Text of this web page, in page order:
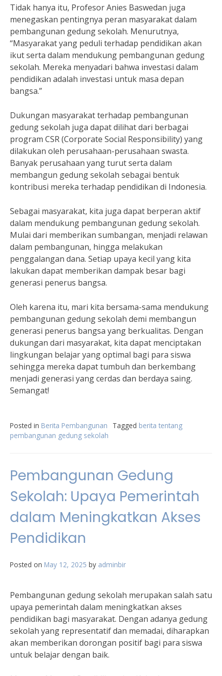
Tidak hanya itu, Profesor Anies Baswedan juga
menegaskan pentingnya peran masyarakat dalam
pembangunan gedung sekolah. Menurutnya,
“Masyarakat yang peduli terhadap pendidikan akan
ikut serta dalam mendukung pembangunan gedung
sekolah. Mereka menyadari bahwa investasi dalam
pendidikan adalah investasi untuk masa depan
bangsa.”
Dukungan masyarakat terhadap pembangunan
gedung sekolah juga dapat dilihat dari berbagai
program CSR (Corporate Social Responsibility) yang
dilakukan oleh perusahaan-perusahaan swasta.
Banyak perusahaan yang turut serta dalam
membangun gedung sekolah sebagai bentuk
kontribusi mereka terhadap pendidikan di Indonesia.
Sebagai masyarakat, kita juga dapat berperan aktif
dalam mendukung pembangunan gedung sekolah.
Mulai dari memberikan sumbangan, menjadi relawan
dalam pembangunan, hingga melakukan
penggalangan dana. Setiap upaya kecil yang kita
lakukan dapat memberikan dampak besar bagi
generasi penerus bangsa.
Oleh karena itu, mari kita bersama-sama mendukung
pembangunan gedung sekolah demi membangun
generasi penerus bangsa yang berkualitas. Dengan
dukungan dari masyarakat, kita dapat menciptakan
lingkungan belajar yang optimal bagi para siswa
sehingga mereka dapat tumbuh dan berkembang
menjadi generasi yang cerdas dan berdaya saing.
Semangat!
Posted in Berita Pembangunan Tagged berita tentang
pembangunan gedung sekolah
Pembangunan Gedung
Sekolah: Upaya Pemerintah
dalam Meningkatkan Akses
Pendidikan
Posted on May 12, 2025 by adminbir
Pembangunan gedung sekolah merupakan salah satu
upaya pemerintah dalam meningkatkan akses
pendidikan bagi masyarakat. Dengan adanya gedung
sekolah yang representatif dan memadai, diharapkan
akan memberikan dorongan positif bagi para siswa
untuk belajar dengan baik.